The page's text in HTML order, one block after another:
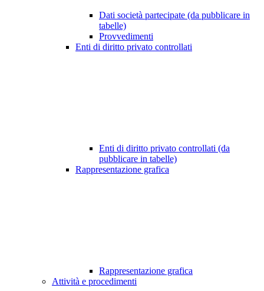
Dati società partecipate (da pubblicare in
tabelle)
Provvedimenti
Enti di diritto privato controllati
Enti di diritto privato controllati (da
pubblicare in tabelle)
Rappresentazione grafica
Rappresentazione grafica
Attività e procedimenti